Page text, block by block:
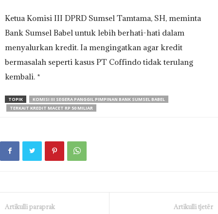
Ketua Komisi III DPRD Sumsel Tamtama, SH, meminta
Bank Sumsel Babel untuk lebih berhati-hati dalam
menyalurkan kredit. Ia mengingatkan agar kredit
bermasalah seperti kasus PT Coffindo tidak terulang
kembali. *
TOPIK
KOMISI III SEGERA PANGGIL PIMPINAN BANK SUMSEL BABEL
TERKAIT KREDIT MACET RP 50 MILIAR
Artikulli paraprak Artikulli tjetër